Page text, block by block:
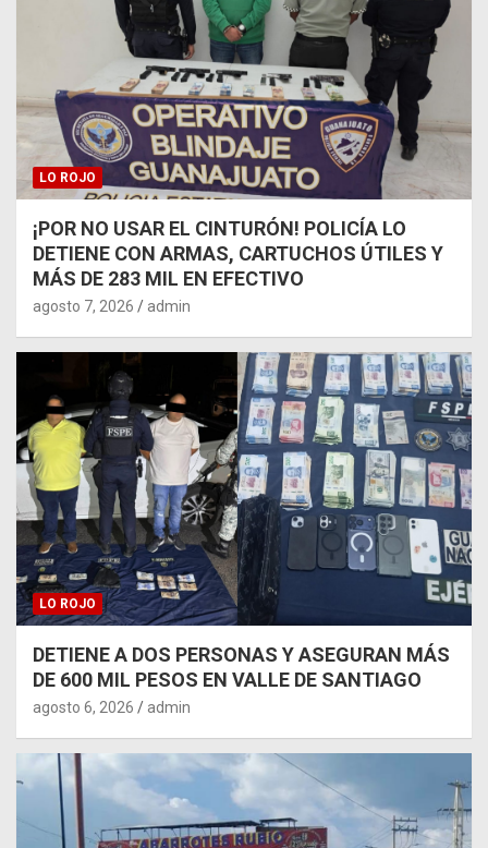
LO ROJO
¡POR NO USAR EL CINTURÓN! POLICÍA LO
DETIENE CON ARMAS, CARTUCHOS ÚTILES Y
MÁS DE 283 MIL EN EFECTIVO
agosto 7, 2026 admin
LO ROJO
DETIENE A DOS PERSONAS Y ASEGURAN MÁS
DE 600 MIL PESOS EN VALLE DE SANTIAGO
agosto 6, 2026 admin